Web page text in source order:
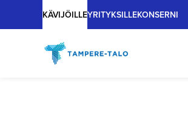
Main
KÄVIJÖILLEYRITYKSILLEKONSERNI